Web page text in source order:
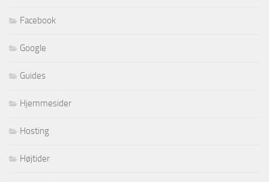
Facebook
Google
Guides
Hjemmesider
Hosting
Højtider